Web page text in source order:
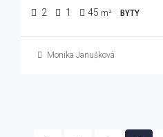
2 1 45 m² BYTY
Monika Janušková